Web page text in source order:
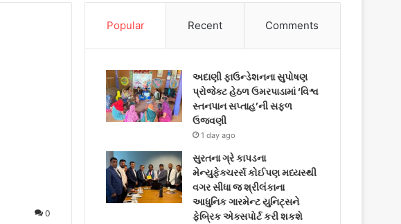
0
Popular Recent Comments
અદાણી ફાઉન્ડેશનના સુપોષણ
પ્રોજેક્ટ હેઠળ ઉમરપાડામાં ‘વિશ્વ
સ્તનપાન સપ્તાહ’ની સફળ
ઉજવણી
1 day ago
સુરતના ગ્રે કાપડના
મેન્યુફેક્ચરર્સ કોઈપણ મધ્યસ્થી
વગર સીધા જ શ્રીલંકાના
આધુનિક ગારમેન્ટ યુનિટ્સને
ફેબ્રિક એક્સપોર્ટ કરી શકશે